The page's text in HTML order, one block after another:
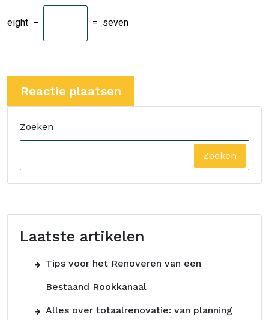
eight − = seven
Zoeken
Zoeken
Laatste artikelen
Tips voor het Renoveren van een
Bestaand Rookkanaal
Alles over totaalrenovatie: van planning